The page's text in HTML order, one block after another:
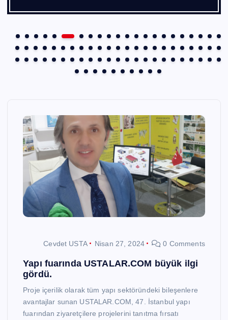
Cevdet USTA Nisan 27, 2024 0 Comments
Yapı fuarında USTALAR.COM büyük ilgi
gördü.
Proje içerilik olarak tüm yapı sektöründeki bileşenlere
avantajlar sunan USTALAR.COM, 47. İstanbul yapı
fuarından ziyaretçilere projelerini tanıtma fırsatı